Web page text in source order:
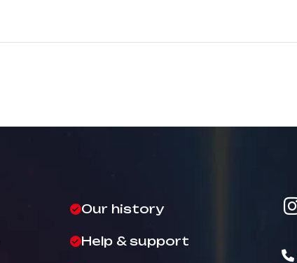
Our history
Help & support